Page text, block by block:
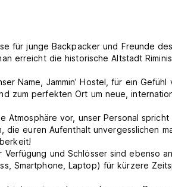
für junge Backpacker und Freunde
erreicht die historische Altstadt
Name, Jammin’ Hostel, für ein
zum perfekten Ort um neue,
vor, unser Personal
euren Aufenthalt unvergesslichen
und Schlösser sind ebenso
Smartphone, Laptop) für kürzere